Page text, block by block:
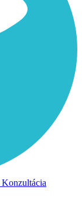
Konzultácia